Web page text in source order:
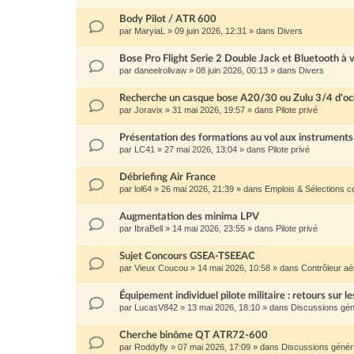
Body Pilot / ATR 600
par MaryiaL » 09 juin 2026, 12:31 » dans Divers
Bose Pro Flight Serie 2 Double Jack et Bluetooth à
par daneelrolivaw » 08 juin 2026, 00:13 » dans Divers
Recherche un casque bose A20/30 ou Zulu 3/4
par Joravix » 31 mai 2026, 19:57 » dans Pilote privé
Présentation des formations au vol aux instruments
par LC41 » 27 mai 2026, 13:04 » dans Pilote privé
Débriefing Air France
par lol64 » 26 mai 2026, 21:39 » dans Emplois & Sélections
Augmentation des minima LPV
par IbraBell » 14 mai 2026, 23:55 » dans Pilote privé
Sujet Concours GSEA-TSEEAC
par Vieux Coucou » 14 mai 2026, 10:58 » dans Contrôleur
Équipement individuel pilote militaire : retours sur
par LucasV842 » 13 mai 2026, 18:10 » dans Discussions
Cherche binôme QT ATR72-600
par Roddyfly » 07 mai 2026, 17:09 » dans Discussions